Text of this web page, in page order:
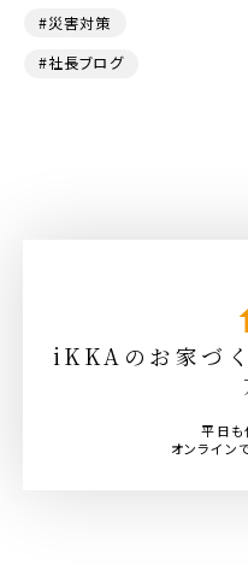
#災害対策
#社長ブログ
iKKAのお家づ
平日も
オンライン